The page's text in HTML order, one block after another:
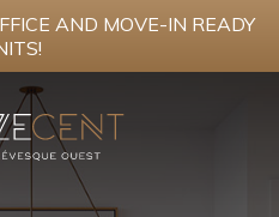
AND MOVE-IN READY